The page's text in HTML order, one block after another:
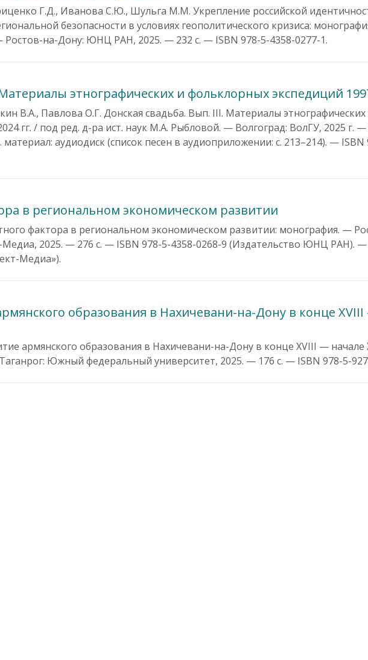
Г.Д., Иванова С.Ю., Шульга М.М. Укрепление российской
безопасности в условиях геополитического кризиса:
на-Дону: ЮНЦ РАН, 2025. — 232 с. — ISBN 978-5-4358-0277-1.
этнографических и фольклорных экспедиций
В.А., Павлова О.Г. Донская свадьба. Вып. III. Материалы этнографических
гг. / под ред. д-ра ист. наук М.А. Рыбловой. — Волгоград: ВолГУ, 2025 г. —
аудиодиск (список песен в аудиоприложении: с. 213–214). — ISBN
в региональном экономическом развитии
фактора в региональном экономическом развитии: монография. —
2025. — 276 с. — ISBN 978-5-4358-0268-9 (Издательство ЮНЦ РАН). —
Медиа»).
образования в Нахичевани-на-Дону в конце
армянского образования в Нахичевани-на-Дону в конце XVIII — начале
Южный федеральный университет, 2025. — 176 с. — ISBN 978-5-